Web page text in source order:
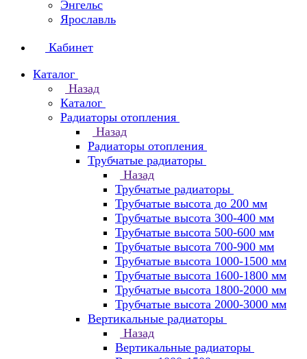
Энгельс
Ярославль
Кабинет
Каталог
Назад
Каталог
Радиаторы отопления
Назад
Радиаторы отопления
Трубчатые радиаторы
Назад
Трубчатые радиаторы
Трубчатые высота до 200 мм
Трубчатые высота 300-400 мм
Трубчатые высота 500-600 мм
Трубчатые высота 700-900 мм
Трубчатые высота 1000-1500 мм
Трубчатые высота 1600-1800 мм
Трубчатые высота 1800-2000 мм
Трубчатые высота 2000-3000 мм
Вертикальные радиаторы
Назад
Вертикальные радиаторы